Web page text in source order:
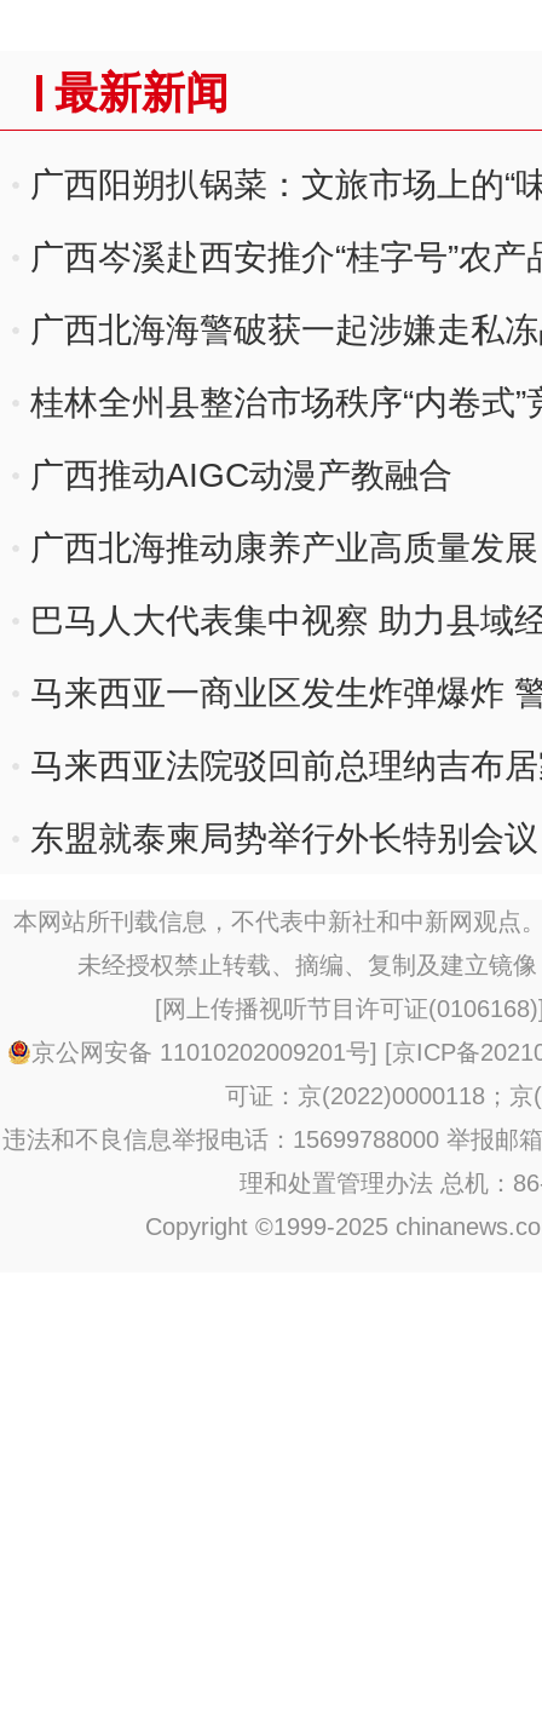
最新新闻
广西阳朔扒锅菜：文旅市场上的“
广西岑溪赴西安推介“桂字号”农
广西北海海警破获一起涉嫌走私
桂林全州县整治市场秩序“内卷式
广西推动AIGC动漫产教融合
广西北海推动康养产业高质量发展
巴马人大代表集中视察 助力县域
马来西亚一商业区发生炸弹爆炸
马来西亚法院驳回前总理纳吉布
东盟就泰柬局势举行外长特别会议
本网站所刊载信息，不代表中新社和中新网观点
未经授权禁止转载、摘编、复制及建立镜
[网上传播视听节目许可证(0106168)
京公网安备 11010202009201号] [京ICP备
可证：京(2022)0000118；京
违法和不良信息举报电话：15699788000 举报邮
理和处置管理办法 总机：
Copyright ©1999-2025